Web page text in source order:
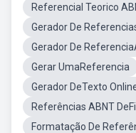
Referencial Teorico
Gerador De
Gerador De
Gerar UmaReferencia
Gerador DeTexto
Referências ABNT
Formatação De